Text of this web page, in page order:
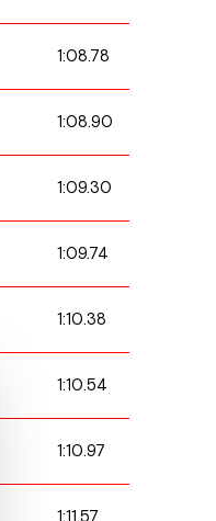
1:08.78
1:08.90
1:09.30
1:09.74
1:10.38
1:10.54
1:10.97